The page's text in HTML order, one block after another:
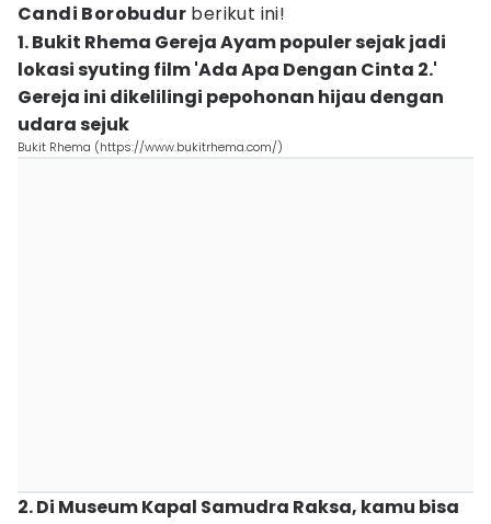
Candi Borobudur berikut ini!
1. Bukit Rhema Gereja Ayam populer sejak jadi
lokasi syuting film 'Ada Apa Dengan Cinta 2.'
Gereja ini dikelilingi pepohonan hijau dengan
udara sejuk
Bukit Rhema (https://www.bukitrhema.com/)
2. Di Museum Kapal Samudra Raksa, kamu bisa